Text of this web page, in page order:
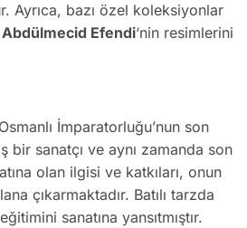
Ayrıca, bazı özel koleksiyonlar
Abdülmecid Efendi‘nin resimlerini
İmparatorluğu’nun son
bir sanatçı ve aynı zamanda son
olan ilgisi ve katkıları, onun
çıkarmaktadır. Batılı tarzda
sanatına yansıtmıştır.